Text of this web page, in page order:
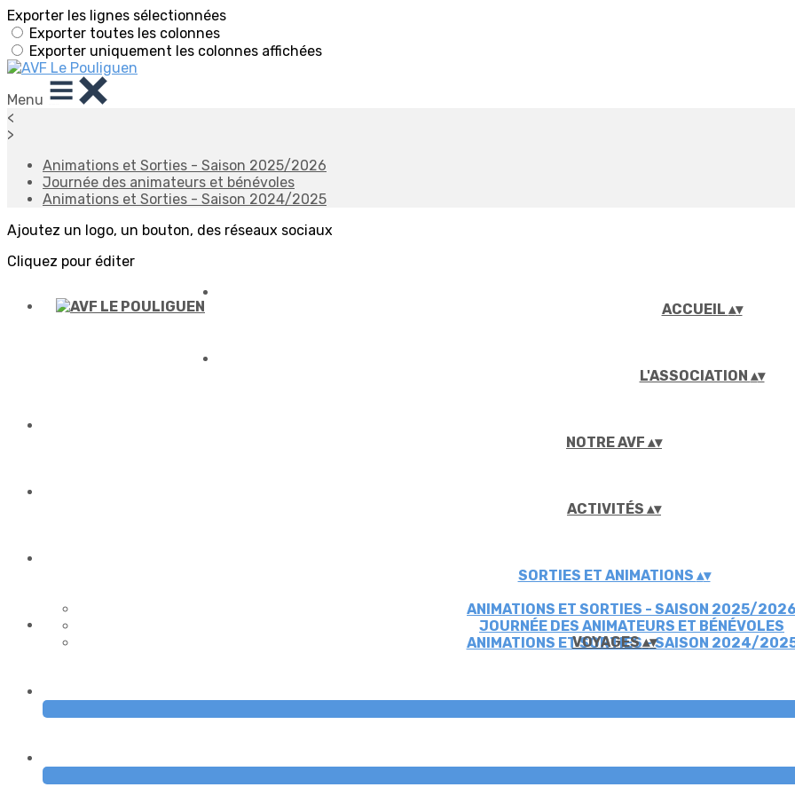
Exporter les lignes sélectionnées
Exporter toutes les colonnes
Exporter uniquement les colonnes affichées
Menu
<
>
Animations et Sorties - Saison 2025/2026
Journée des animateurs et bénévoles
Animations et Sorties - Saison 2024/2025
Ajoutez un logo, un bouton, des réseaux sociaux
Cliquez pour éditer
ACCUEIL ▴▾
L'ASSOCIATION ▴▾
NOTRE AVF ▴▾
ACTIVITÉS ▴▾
SORTIES ET ANIMATIONS ▴▾
ANIMATIONS ET SORTIES - SAISON 2025/
JOURNÉE DES ANIMATEURS ET BÉNÉVOLES
ANIMATIONS ET SORTIES - SAISON 2024/
VOYAGES▴▾